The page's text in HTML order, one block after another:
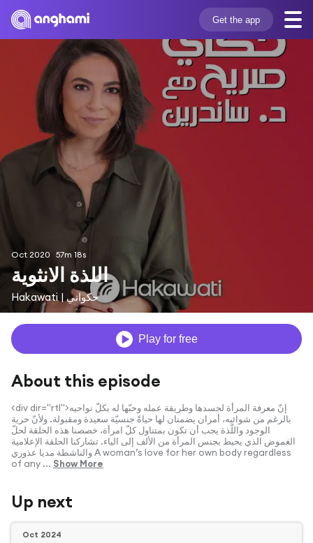
Get the app
Oct 2020 57m 18s
اللذة الانثوية
Hakawati | حكواتي
Play for free
About this episode
<div dir="rtl">إنّ معرفة المرأة لجسدها وطريقة عمله وحبّها له بكلّ نواحيه
بالرغم من شوائبه، أمران يضمنان لها حياةً جنسيّة سعيدة ومقبولة. ولأنّ حرية
الوجود واللّذة يجب أن تكون بمتناول كلّ امرأة، خصصنا هذه الحلقة لحلّ
الغموض الذي يحيط بجنس المرأة من الألف إلى الياء. تشاركنا الحلقة الإعلامية
والناشطة مديا عذوري A woman’s love for her own body regardless
of any ... Show More
Up next
Oct 2024